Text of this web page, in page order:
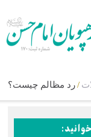
/رد مظالم چیست؟